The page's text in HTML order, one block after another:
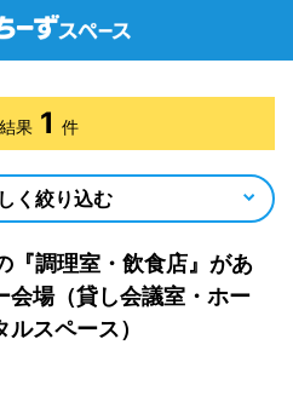
『調理室・飲食店』があ
会場（貸し会議室・ホー
スペース）
果 1 件
く絞り込む